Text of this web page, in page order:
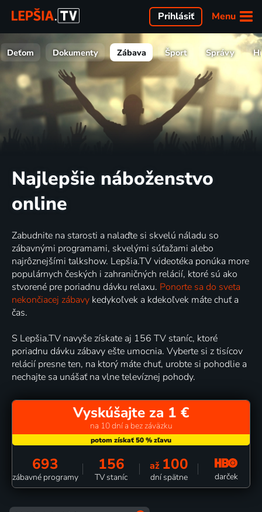
Menu
Prihlásiť
Deťom Dokumenty Zábava Šport Správy
Najlepšie náboženstvo
online
Zabudnite na starosti a nalaďte si skvelú náladu so
zábavnými programami, skvelými súťažami alebo
najrôznejšími talkshow. Lepšia.TV videotéka ponúka more
populárnych českých i zahraničných relácií, ktoré sú ako
stvorené pre poriadnu dávku relaxu. Ponorte sa do sveta
nekončiacej zábavy kedykoľvek a kdekoľvek máte chuť a
čas.
S Lepšia.TV navyše získate aj 156 TV staníc, ktoré
poriadnu dávku zábavy ešte umocnia. Vyberte si z tisícov
relácií presne ten, na ktorý máte chuť, urobte si pohodlie a
nechajte sa unášať na vlne televíznej pohody.
Vyskúšajte za 1 €
na 10 dní a bez záväzku
693
zábavné programy
156
TV staníc
až 100
dní spätne darček